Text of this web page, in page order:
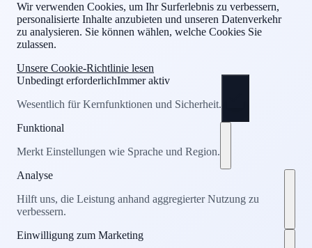
Wir verwenden Cookies, um Ihr Surferlebnis zu verbessern,
personalisierte Inhalte anzubieten und unseren Datenverkehr
zu analysieren. Sie können wählen, welche Cookies Sie
zulassen.
Unsere Cookie-Richtlinie lesen
Unbedingt erforderlichImmer aktiv
Wesentlich für Kernfunktionen und Sicherheit.
Funktional
Merkt Einstellungen wie Sprache und Region.
Analyse
Hilft uns, die Leistung anhand aggregierter Nutzung zu
verbessern.
Einwilligung zum Marketing